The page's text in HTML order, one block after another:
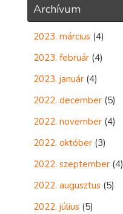
Archívum
2023. március (4)
2023. február (4)
2023. január (4)
2022. december (5)
2022. november (4)
2022. október (3)
2022. szeptember (4)
2022. augusztus (5)
2022. július (5)